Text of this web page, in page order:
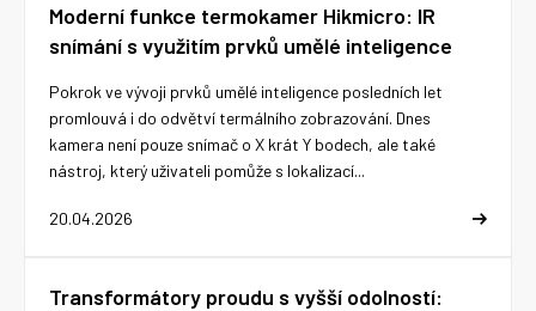
Moderní funkce termokamer Hikmicro: IR
snímání s využitím prvků umělé inteligence
20.04.2026
Pokrok ve vývoji prvků umělé inteligence posledních let
promlouvá i do odvětví termálního zobrazování. Dnes
kamera není pouze snímač o X krát Y bodech, ale také
nástroj, který uživateli pomůže s lokalizací...
Transformátory proudu s vyšší odolností: